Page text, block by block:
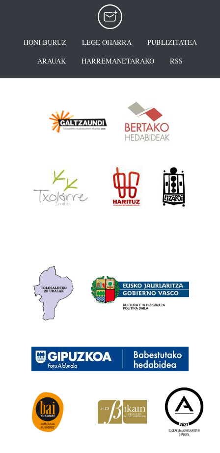
HONI BURUZ LEGE OHARRA
PUBLIZITATEA
ARAUAK
HARREMANETARAKO RSS